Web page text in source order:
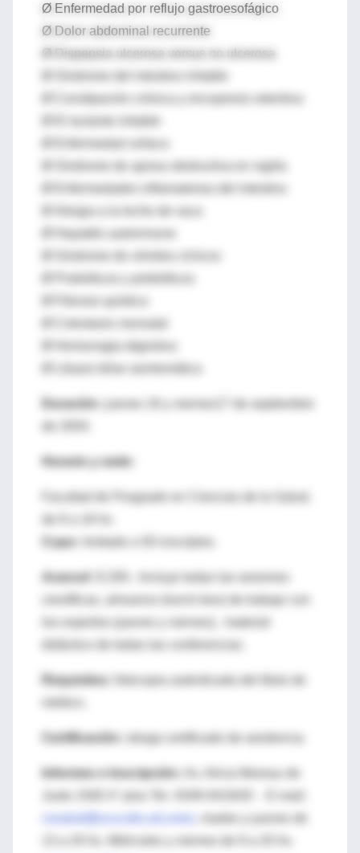
Ø Enfermedad por reflujo gastroesofágico
Ø Dolor abdominal recurrente
Ø Dispepsia ulcerosa versus no ulcerosa
Ø Síndrome de apnea obstructiva en vigilia
Ø Alergia a la leche de vaca
Ø Hemorragia digestiva
Duración:
Horario y sede:
Facultad de Posgrado en Ciencias de la Salud,
Cupo:
Arancel:
Requisitos:
Certificación: otorga certificado de asistencia.
Informes e Inscripción: